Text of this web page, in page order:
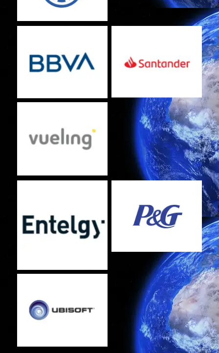
Sin leyenda Sin leyenda
Sin leyenda
Sin leyenda
Sin leyenda
Sin leyenda